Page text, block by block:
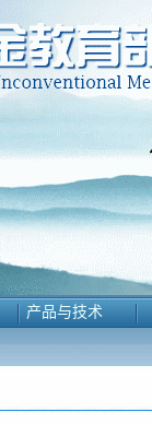
产品与技术